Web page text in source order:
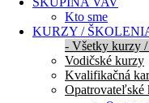
Kto sme
KURZY /
- Všetky kurzy
Vodičské kurzy
Kvalifikačná
Opatrovateľské